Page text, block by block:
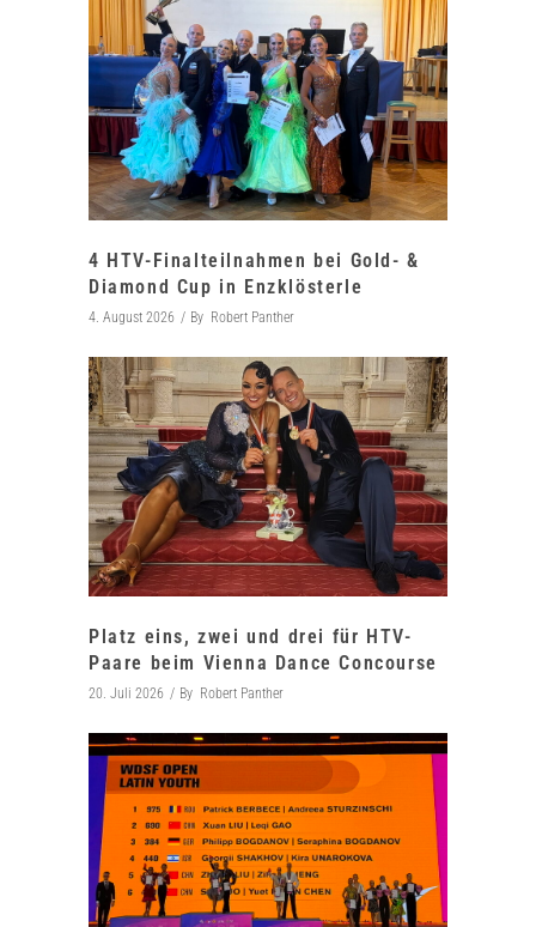
4 HTV-Finalteilnahmen bei Gold- &
Diamond Cup in Enzklösterle
4. August 2026 By Robert Panther
Platz eins, zwei und drei für HTV-
Paare beim Vienna Dance Concourse
20. Juli 2026 By Robert Panther